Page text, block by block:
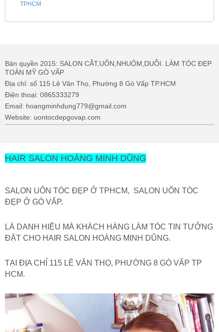
TPHCM
Bản quyền 2015: SALON CẮT,UỐN,NHUỘM,DUỖI. LÀM TÓC ĐẸP
TOÀN MỸ GÒ VẤP
Địa chỉ: số 115 Lê Văn Thọ, Phường 8 Gò Vấp TP.HCM
Điện thoại: 0865333279
Email: hoangminhdung779@gmail.com
Website: uontocdepgovap.com
HAIR SALON HOÀNG MINH DŨNG
SALON UỐN TÓC ĐẸP Ở TPHCM, SALON UỐN TÓC
ĐẸP Ở GÒ VẤP.
LÀ DANH HIỆU MÀ KHÁCH HÀNG LÀM TÓC TIN TƯỞNG
ĐẶT CHO HAIR SALON HOÀNG MINH DŨNG.
TẠI ĐỊA CHỈ 115 LÊ VĂN THỌ, PHƯỜNG 8 GÒ VẤP TP
HCM.